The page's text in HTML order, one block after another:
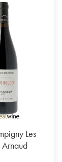
Les
Arnaud